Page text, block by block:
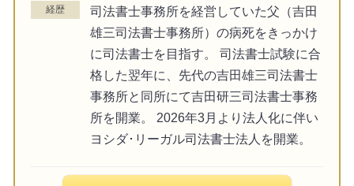
経歴
司法書士事務所を経営していた父（吉田
雄三司法書士事務所）の病死をきっかけ
に司法書士を目指す。 司法書士試験に合
格した翌年に、先代の吉田雄三司法書士
事務所と同所にて吉田研三司法書士事務
所を開業。 2026年3月より法人化に伴い
ヨシダ･リーガル司法書士法人を開業。